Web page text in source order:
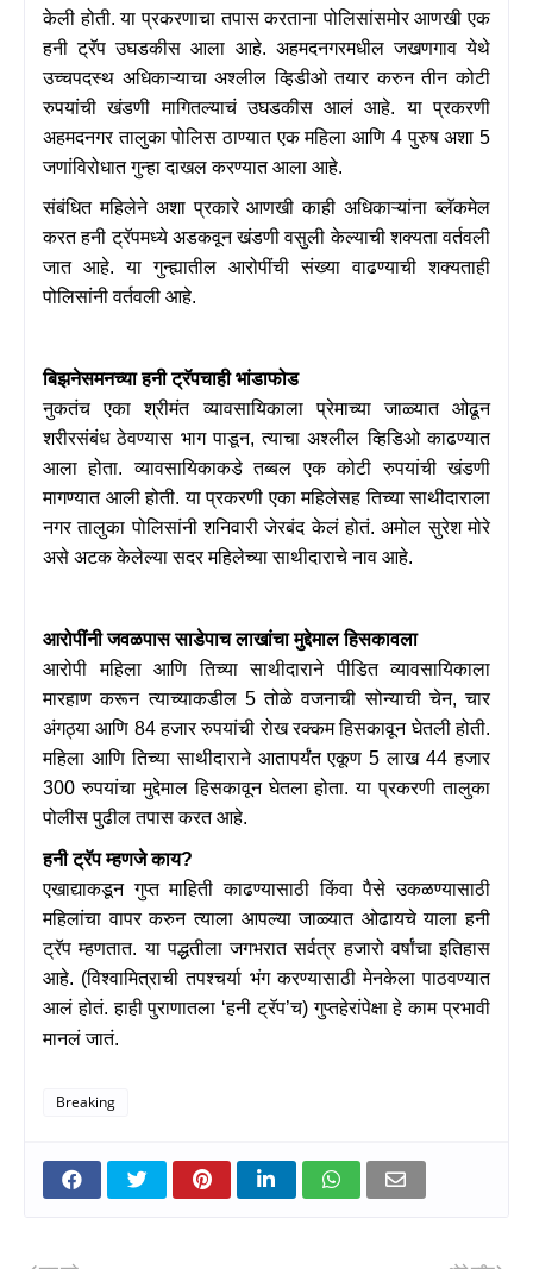
केली होती. या प्रकरणाचा तपास करताना पोलिसांसमोर आणखी एक
हनी ट्रॅप उघडकीस आला आहे. अहमदनगरमधील जखणगाव येथे
उच्चपदस्थ अधिकाऱ्याचा अश्लील व्हिडीओ तयार करुन तीन कोटी
रुपयांची खंडणी मागितल्याचं उघडकीस आलं आहे. या प्रकरणी
अहमदनगर तालुका पोलिस ठाण्यात एक महिला आणि 4पुरुष अशा5
जणांविरोधात गुन्हा दाखल करण्यात आला आहे.
संबंधित महिलेने अशा प्रकारे आणखी काही अधिकाऱ्यांना ब्लॅकमेल
करत हनी ट्रॅपमध्ये अडकवून खंडणी वसुली केल्याची शक्यता वर्तवली
जात आहे. या गुन्ह्यातील आरोपींची संख्या वाढण्याची शक्यताही
पोलिसांनी वर्तवली आहे.
बिझनेसमनच्या हनी ट्रॅपचाही भांडाफोड
नुकतंच एका श्रीमंत व्यावसायिकाला प्रेमाच्या जाळ्यात ओढून
शरीरसंबंध ठेवण्यास भाग पाडून,त्याचा अश्लील व्हिडिओ काढण्यात
आला होता. व्यावसायिकाकडे तब्बल एक कोटी रुपयांची खंडणी
मागण्यात आली होती. या प्रकरणी एका महिलेसह तिच्या साथीदाराला
नगर तालुका पोलिसांनी शनिवारी जेरबंद केलं होतं. अमोल सुरेश मोरे
असे अटक केलेल्या सदर महिलेच्या साथीदाराचे नाव आहे.
आरोपींनी जवळपास साडेपाच लाखांचा मुद्देमाल हिसकावला
आरोपी महिला आणि तिच्या साथीदाराने पीडित व्यावसायिकाला
मारहाण करून त्याच्याकडील 5तोळे वजनाची सोन्याची चेन,चार
अंगठ्या आणि 84हजार रुपयांची रोख रक्कम हिसकावून घेतली होती.
महिला आणि तिच्या साथीदाराने आतापर्यंत एकूण5लाख44हजार
300रुपयांचा मुद्देमाल हिसकावून घेतला होता. या प्रकरणी तालुका
पोलीस पुढील तपास करत आहे.
हनी ट्रॅप म्हणजे काय?
एखाद्याकडून गुप्त माहिती काढण्यासाठी किंवा पैसे उकळण्यासाठी
महिलांचा वापर करुन त्याला आपल्या जाळ्यात ओढायचे याला हनी
ट्रॅप म्हणतात. या पद्धतीला जगभरात सर्वत्र हजारो वर्षांचा इतिहास
आहे. (विश्वामित्राची तपश्चर्या भंग करण्यासाठी मेनकेला पाठवण्यात
आलं होतं. हाही पुराणातला ‘हनी ट्रॅप’च) गुप्तहेरांपेक्षा हे काम प्रभावी
मानलं जातं.
Breaking